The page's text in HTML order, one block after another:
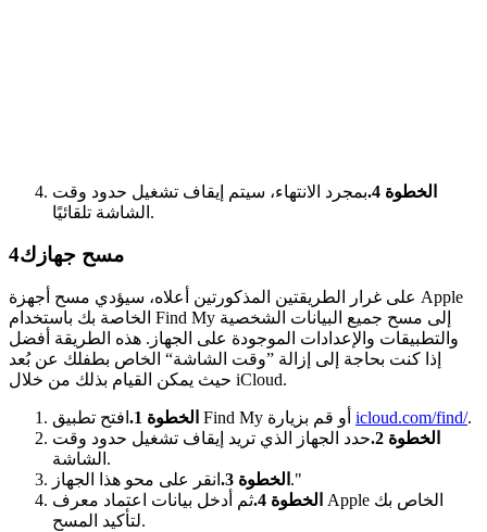
الخطوة 4.
بمجرد الانتهاء، سيتم إيقاف تشغيل حدود وقت
الشاشة تلقائيًا.
4مسح جهازك
على غرار الطريقتين المذكورتين أعلاه، سيؤدي مسح أجهزة Apple
الخاصة بك باستخدام Find My إلى مسح جميع البيانات الشخصية
والتطبيقات والإعدادات الموجودة على الجهاز. هذه الطريقة أفضل
إذا كنت بحاجة إلى إزالة ”وقت الشاشة“ الخاص بطفلك عن بُعد
حيث يمكن القيام بذلك من خلال iCloud.
الخطوة 1. icloud.com/find/.
الخطوة 2.
حدد الجهاز الذي تريد إيقاف تشغيل حدود وقت
الشاشة.
الخطوة 3. انقر على محو هذا الجهاز."
الخطوة 4.
ثم أدخل بيانات اعتماد معرف Apple الخاص بك
لتأكيد المسح.